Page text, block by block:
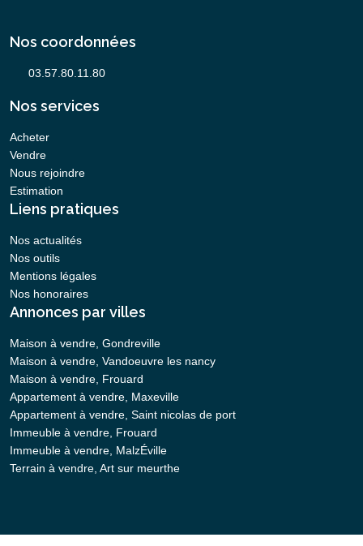
Nos coordonnées
Nos services
Acheter
Vendre
Nous rejoindre
Estimation
Liens pratiques
Nos actualités
Nos outils
Mentions légales
Nos honoraires
Annonces par villes
Maison à vendre, Gondreville
Maison à vendre, Vandoeuvre les nancy
Maison à vendre, Frouard
Appartement à vendre, Maxeville
Appartement à vendre, Saint nicolas de port
Immeuble à vendre, Frouard
Immeuble à vendre, MalzÉville
Terrain à vendre, Art sur meurthe